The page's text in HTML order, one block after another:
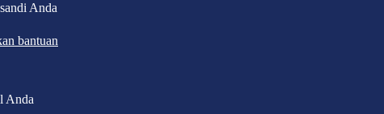
Anda
bantuan
Anda